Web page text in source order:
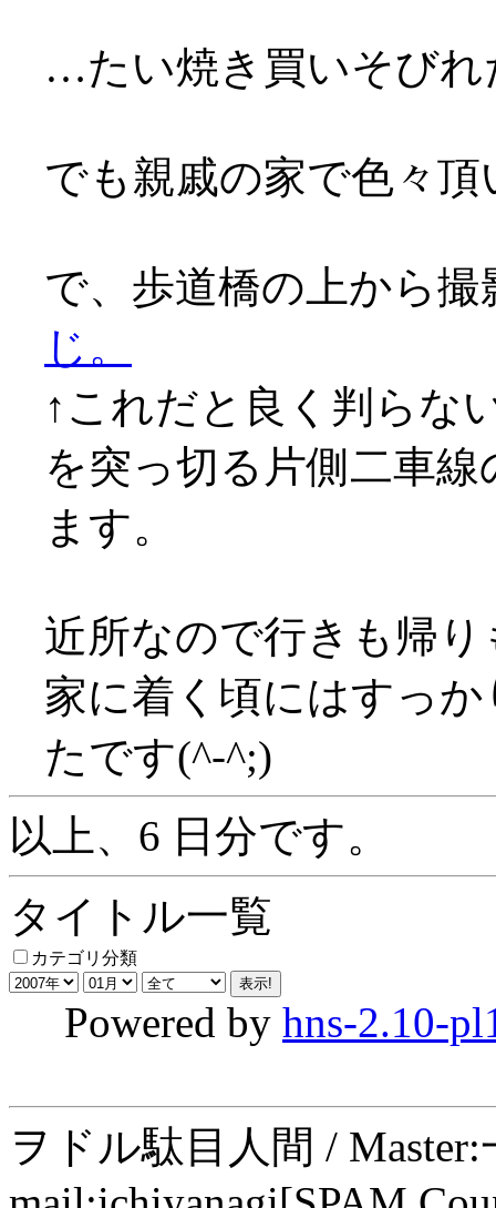
…たい焼き買いそびれ
でも親戚の家で色々
で、歩道橋の上から
じ。
↑これだと良く判らな
を突っ切る片側二車
ます。
近所なので行きも帰
家に着く頃にはすっ
たです(^-^;)
以上、6 日分です。
タイトル一覧
カテゴリ分類
Powered by hns-2.10-
ヲドル駄目人間 /